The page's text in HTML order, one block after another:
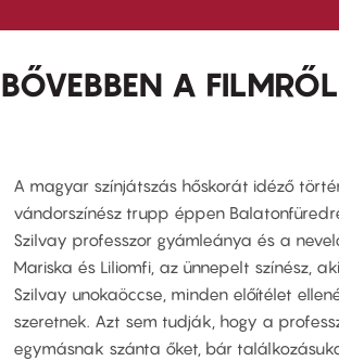
BŐVEBBEN A FILMRŐL
A magyar színjátszás hőskorát idéző
vándorszínész trupp éppen
Szilvay professzor gyámleánya és a
Mariska és Liliomfi, az ünnepelt színész,
Szilvay unokaöccse, minden előítélet
szeretnek. Azt sem tudják, hogy a
egymásnak szánta őket, bár